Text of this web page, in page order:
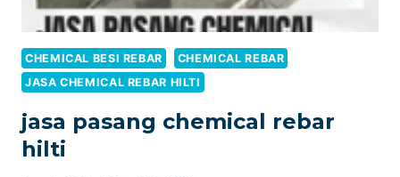
CHEMICAL BESI REBAR
CHEMICAL REBAR
JASA CHEMICAL REBAR HILTI
jasa pasang chemical rebar
hilti